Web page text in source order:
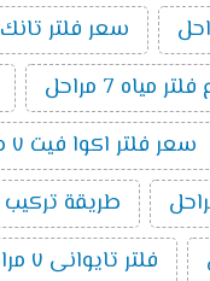
سعر فلتر تانك 7 مراحل 2018
مياه 7 مراحل
سعر فلتر اكوا فيت ٧ مراحل
طريقة تركيب فلتر
فلتر تايوانى ٧ مراحل